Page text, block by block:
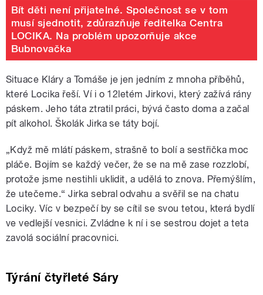
Bít děti není přijatelné. Společnost se v tom
musí sjednotit, zdůrazňuje ředitelka Centra
LOCIKA. Na problém upozorňuje akce
Bubnovačka
Situace Kláry a Tomáše je jen jedním z mnoha příběhů,
které Locika řeší. Ví i o 12letém Jirkovi, který zažívá rány
páskem. Jeho táta ztratil práci, bývá často doma a začal
pít alkohol. Školák Jirka se táty bojí.
„Když mě mlátí páskem, strašně to bolí a sestřička moc
pláče. Bojím se každý večer, že se na mě zase rozzlobí,
protože jsme nestihli uklidit, a udělá to znova. Přemýšlím,
že utečeme.“ Jirka sebral odvahu a svěřil se na chatu
Lociky. Víc v bezpečí by se cítil se svou tetou, která bydlí
ve vedlejší vesnici. Zvládne k ní i se sestrou dojet a teta
zavolá sociální pracovnici.
Týrání čtyřleté Sáry